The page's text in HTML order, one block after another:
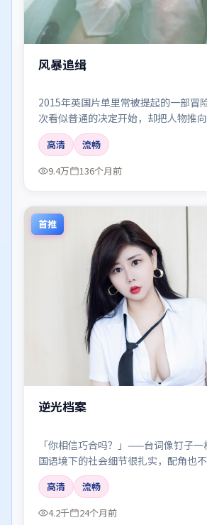
风暴追缉
2015年英国片单里常被提起的一部冒
次看似普通的决定开始，却把人物推
路；剪辑利落，情绪像潮水一样有涨有
高清
流畅
9.4万
136个月前
首推
逆光档案
「你相信巧合吗？」——台词像钉子
国语境下的社会细节很扎实，配角也不
高清
流畅
4.2千
24个月前